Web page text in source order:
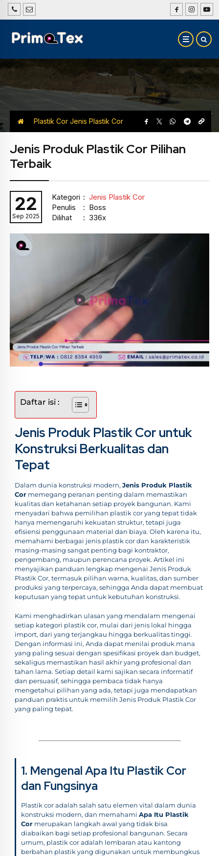
Plastik Cor Jenis Plastik Cor
Jenis Produk Plastik Cor Pilihan
Terbaik
22
Sep 2025
Kategori : Jenis Plastik Cor
Penulis
: Boss
Dilihat
: 336x
Daftar isi :
Jenis Produk Plastik Cor untuk
Konstruksi Berkualitas dan
Tepat
Dalam dunia konstruksi modern, Jenis Produk Plastik
Cor memegang peranan penting dalam memastikan
kualitas dan ketahanan setiap proyek bangunan. Kami
menyadari bahwa pemilihan plastik cor yang tepat tidak
hanya memengaruhi kekuatan struktur, tetapi juga
efisiensi penggunaan material dan biaya. Oleh karena itu,
memahami berbagai jenis plastik cor dan karakteristik
masing-masing sangat penting bagi kontraktor,
pengembang, maupun perencana proyek. Artikel ini
menyajikan panduan lengkap mengenai Jenis Produk
Plastik Cor, termasuk pilihan warna, kualitas, dan sumber
produksi yang terpercaya, sehingga Anda dapat membuat
keputusan yang tepat untuk kebutuhan konstruksi.
Kami menghadirkan ulasan yang mendalam mengenai
setiap kategori plastik cor, mulai dari jenis lokal hingga
import, dari yang terjangkau hingga berkualitas tinggi.
Dengan informasi ini, Anda dapat menilai produk mana
yang paling sesuai dengan spesifikasi proyek dan budget,
sekaligus memastikan hasil akhir yang profesional dan
tahan lama. Setiap detail kami sajikan secara informatif
dan persuasif, sehingga pembaca tidak hanya
mengetahui pilihan yang ada, tetapi juga mendapatkan
panduan praktis untuk memilih Jenis Produk Plastik Cor
yang paling tepat.
1. Mengenal Apa Itu Plastik Cor
dan Fungsinya
Plastik cor adalah salah satu elemen vital dalam dunia
konstruksi modern, dan memahami Apa Itu Plastik
Cor merupakan langkah awal yang tidak bisa
diabaikan bagi setiap profesional bangunan. Secara
umum, plastik cor adalah lembaran atau kantong
berbahan plastik yang digunakan untuk membungkus